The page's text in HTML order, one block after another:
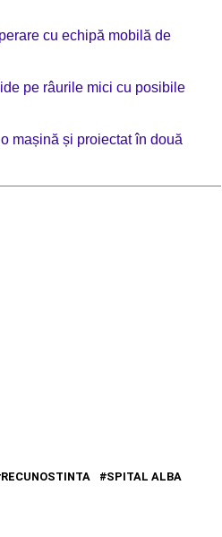
cu echipă mobilă de
pe râurile mici cu posibile
mașină și proiectat în două
RECUNOSTINTA SPITAL ALBA